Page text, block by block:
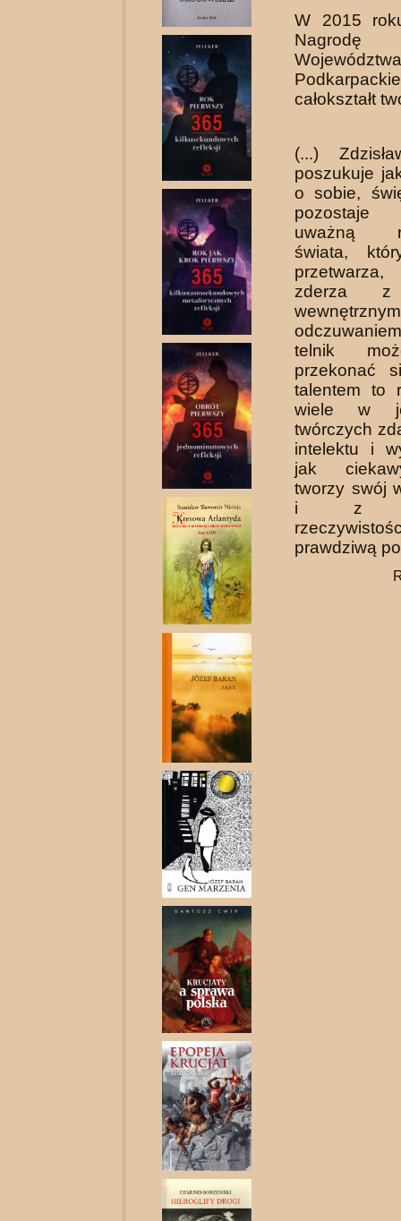
W 2015
Nagrodę
Województwa
całokształt
(...)
poszukuje
o sobie,
pozostaje
uważną
świata,
zderza z
wewnętrznym
telnik
przekonać
talentem to
wiele w
twórczych
intelektu i
jak
tworzy swój
i z
prawdziwą